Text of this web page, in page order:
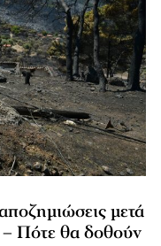
μετά
Πότε θα δοθούν